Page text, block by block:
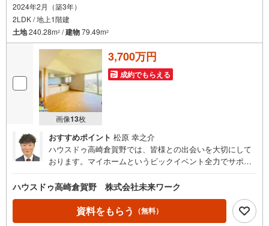
2024年2月（築3年）
2LDK / 地上1階建
土地240.28m2 /建物79.49m2
画像13枚
3,700万円
成約でもらえる
おすすめポイント 松原 幸之介
ハウスドゥ高崎倉賀野では、皆様との出会いを大切にして
おります。マイホームというビックイベント全力でサポー
ハウスドゥ高崎倉賀野 株式会社未来ワーク
資料をもらう （無料）